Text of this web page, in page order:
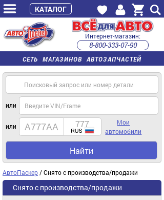
СЕТЬ МАГАЗИНОВ АВТОЗАПЧАСТЕЙ
Интернет-магазин:
8-800-333-07-90
часы работы с 9:00 до 22:00 (пн-пт)
или
или
Мои
автомобили
Найти
АвтоПаскер / Снято с производства/продажи
Снято с производства/продажи
КАТАЛОГ